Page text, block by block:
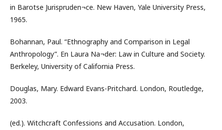
in Barotse Jurispruden¬ce. New Haven, Yale University Press,
1965.
Bohannan, Paul. “Ethnography and Comparison in Legal
Anthropology”. En Laura Na¬der: Law in Culture and Society.
Berkeley, University of California Press.
Douglas, Mary. Edward Evans-Pritchard. London, Routledge,
2003.
(ed.). Witchcraft Confessions and Accusation. London,